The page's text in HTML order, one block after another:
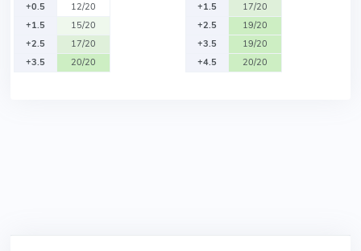
+0.5
12/20
+1.5
15/20
+2.5
17/20
+3.5
20/20
+1.5
17/20
+2.5
19/20
+3.5
19/20
+4.5
20/20